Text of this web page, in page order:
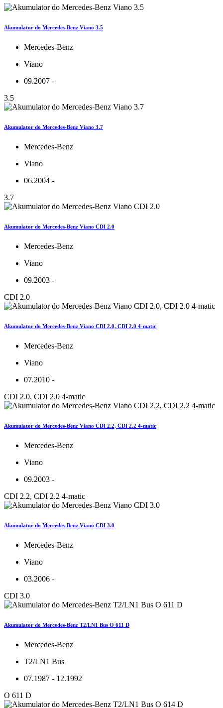
Akumulator do Mercedes-Benz Viano 3.5
Mercedes-Benz
Viano
09.2007 -
3.5
Akumulator do Mercedes-Benz Viano 3.7
Mercedes-Benz
Viano
06.2004 -
3.7
Akumulator do Mercedes-Benz Viano CDI 2.0
Mercedes-Benz
Viano
09.2003 -
CDI 2.0
Akumulator do Mercedes-Benz Viano CDI 2.0, CDI 2.0 4-matic
Mercedes-Benz
Viano
07.2010 -
CDI 2.0, CDI 2.0 4-matic
Akumulator do Mercedes-Benz Viano CDI 2.2, CDI 2.2 4-matic
Mercedes-Benz
Viano
09.2003 -
CDI 2.2, CDI 2.2 4-matic
Akumulator do Mercedes-Benz Viano CDI 3.0
Mercedes-Benz
Viano
03.2006 -
CDI 3.0
Akumulator do Mercedes-Benz T2/LN1 Bus O 611 D
Mercedes-Benz
T2/LN1 Bus
07.1987 - 12.1992
O 611 D